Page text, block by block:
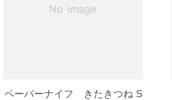
ペーパーナイフ きたきつね S